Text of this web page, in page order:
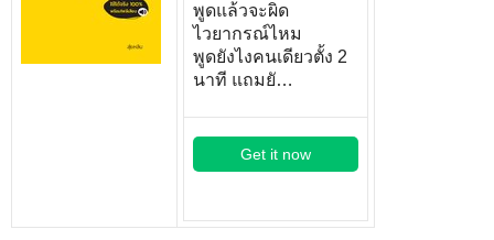
พูดแล้วจะผิด
ไวยากรณ์ไหม
พูดยังไงคนเดียวตั้ง 2
นาที แถมยั…
Get it now